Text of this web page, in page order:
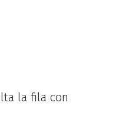
la fila con